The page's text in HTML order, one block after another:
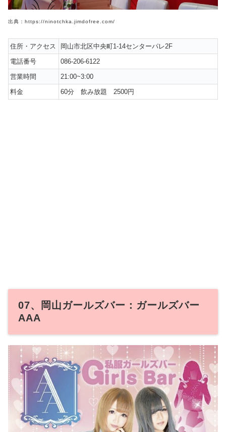
出典：https://ninotchka.jimdofree.com/
住所・アクセス
岡山市北区中央町1-14センターパレ2F
電話番号
086-206-6122
営業時間
21:00~3:00
料金
60分 飲み放題 2500円
07、岡山ガールズバー：ガールズバー
AAA